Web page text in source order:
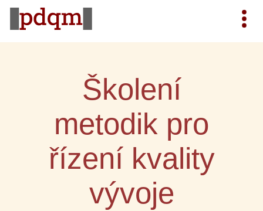
Školení
metodik pro
řízení kvality
vývoje